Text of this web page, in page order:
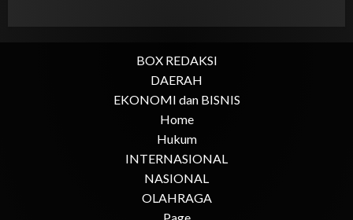
BOX REDAKSI
DAERAH
EKONOMI dan BISNIS
Home
Hukum
INTERNASIONAL
NASIONAL
OLAHRAGA